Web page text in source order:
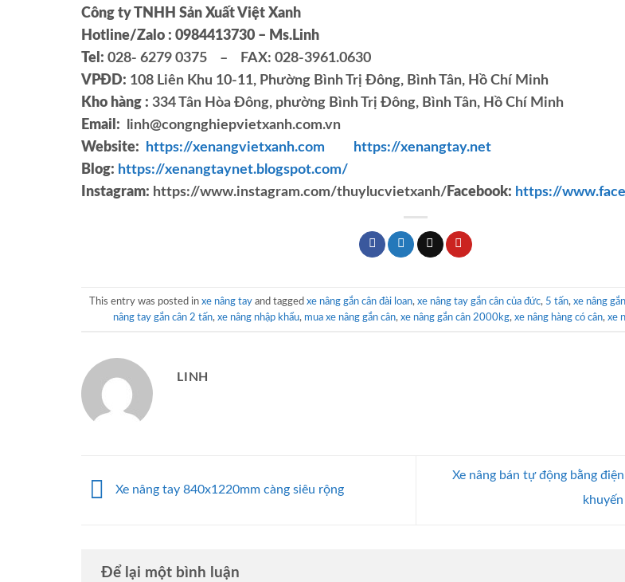
Công ty TNHH Sản Xuất Việt Xanh
Hotline/Zalo : 0984413730 – Ms.Linh
Tel: 028- 6279 0375 – FAX: 028-3961.0630
VPĐD: 108 Liên Khu 10-11, Phường Bình Trị Đông, Bình Tân, Hồ Chí Minh
Kho hàng : 334 Tân Hòa Đông, phường Bình Trị Đông, Bình Tân, Hồ Chí Minh
Email: linh@congnghiepvietxanh.com.vn
Website:
https://xenangvietxanh.com
https://xenangtay.net
Blog: https://xenangtaynet.blogspot.com/
Instagram: https://www.instagram.com/thuylucvietxanh/ Facebook: https://
This entry was posted in xe nâng tay and tagged xe nâng gắn cân đài loan, xe nâng tay gắn cân của đức, 5 tấn, xe nâng
nâng tay gắn cân 2 tấn, xe nâng nhập khẩu, mua xe nâng gắn cân, xe nâng gắn cân 2000kg, xe nâng hàng có cân, xe
LINH
Xe nâng tay 840x1220mm càng siêu rộng
Xe nâng bán tự động bằng
Để lại một bình luận